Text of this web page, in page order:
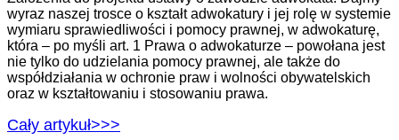
wyraz naszej trosce o kształt adwokatury i jej rolę w systemie
wymiaru sprawiedliwości i pomocy prawnej, w adwokaturę,
która – po myśli art. 1 Prawa o adwokaturze – powołana jest
nie tylko do udzielania pomocy prawnej, ale także do
współdziałania w ochronie praw i wolności obywatelskich
oraz w kształtowaniu i stosowaniu prawa.
Cały artykuł>>>